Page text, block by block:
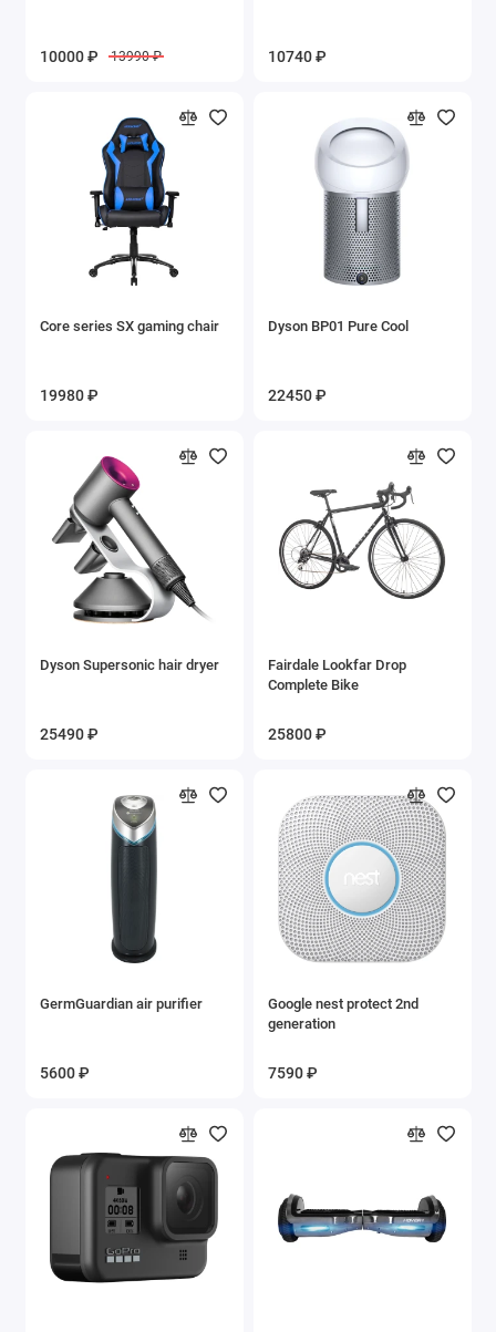
10000 ₽ 13990 ₽ 10740 ₽
Core series SX gaming chair
19980 ₽
Dyson BP01 Pure Cool
22450 ₽
Dyson Supersonic hair dryer
25490 ₽
Fairdale Lookfar Drop
Complete Bike
25800 ₽
GermGuardian air purifier
5600 ₽
Google nest protect 2nd
generation
7590 ₽